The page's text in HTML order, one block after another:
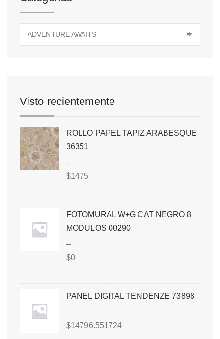
×
ADVENTURE AWAITS
Visto recientemente
ROLLO PAPEL TAPIZ ARABESQUE
36351
–
$1475
FOTOMURAL W+G CAT NEGRO 8
MODULOS 00290
–
$0
PANEL DIGITAL TENDENZE 73898
–
$14796.551724